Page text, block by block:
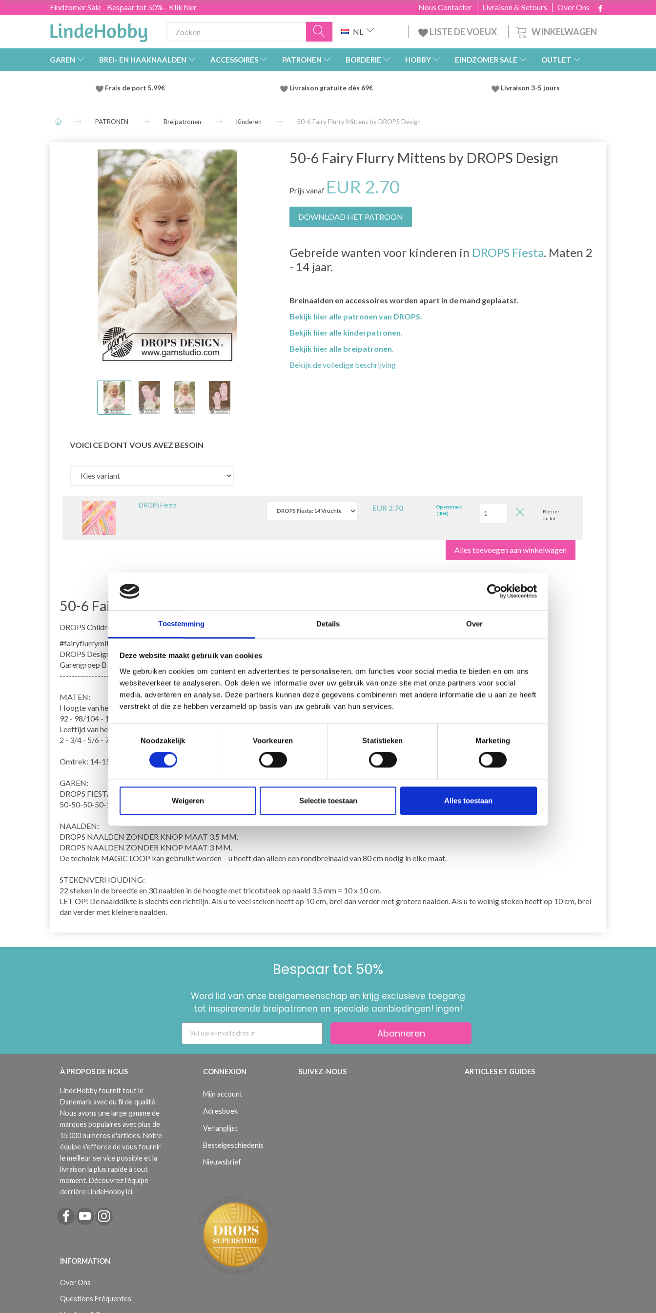
Toestemming Details Over
Deze website maakt gebruik van cookies
We gebruiken cookies om content en advertenties te personaliseren, om functies voor social media te bieden en om ons
websiteverkeer te analyseren. Ook delen we informatie over uw gebruik van onze site met onze partners voor social
media, adverteren en analyse. Deze partners kunnen deze gegevens combineren met andere informatie die u aan ze heeft
verstrekt of die ze hebben verzameld op basis van uw gebruik van hun services.
Toestemmingsselectie
Noodzakelijk
Voorkeuren Statistieken Marketing
Weigeren Selectie toestaan Alles toestaan
Eindzomer Sale - Bespaar tot 50% - Klik hier Over Ons
Livraison & Retours
Nous Contacter
WINKELWAGEN
NL LISTE DE VOEUX
GAREN BREI- EN HAAKNAALDEN ACCESSOIRES PATRONEN BORDERIE HOBBY EINDZOMER SALE OUTLET
Frais de port 5.99€ Livraison gratuite dès 69€ Livraison 3-5 jours
PATRONEN Breipatronen Kinderen 50-6 Fairy Flurry Mittens by DROPS Design
50-6 Fairy Flurry Mittens by DROPS Design
Prijs vanaf EUR 2.70
DOWNLOAD HET PATROON
Gebreide wanten voor kinderen in DROPS Fiesta. Maten 2
- 14 jaar.
Breinaalden en accessoires worden apart in de mand geplaatst.
Bekijk hier alle patronen van DROPS.
Bekjik hier alle kinderpatronen.
Bekjik hier alle breipatronen.
Bekijk de volledige beschrijving
VOICI CE DONT VOUS AVEZ BESOIN
DROPS Fiesta EUR 2.70
Op voorraad
(40+)
Retirer
du kit
Alles toevoegen aan winkelwagen
50-6 Fairy Flurry Mittens by DROPS Design
DROPS Children 50-6
#fairyflurrymittens
DROPS Design: Patroon fs-011-bn
Garengroep B
-----------------------------------------------------------
MATEN:
Hoogte van het kind in cm:
92 - 98/104 - 110/116 - 122/128 - 134/140 - 146/152 - 158/164
Leeftijd van het kind:
2 - 3/4 - 5/6 - 7/8 - 9/10 - 11/12 - 13/14 jaar
Omtrek: 14-15-15-16-17-18-19 cm. Lengte: 18-19-20-21-23-24-25 cm.
GAREN:
DROPS FIESTA van garnstudio (behoort tot garengroep B)
50-50-50-50-100-100-100 g kleur 14, Vruchtenhagel
NAALDEN:
DROPS NAALDEN ZONDER KNOP MAAT 3.5 MM.
DROPS NAALDEN ZONDER KNOP MAAT 3 MM.
De techniek MAGIC LOOP kan gebruikt worden – u heeft dan alleen eenrondbreinaaldvan 80 cm nodig in elke maat.
STEKENVERHOUDING:
22 steken in de breedte en 30 naalden in de hoogte mettricotsteek op naald 3.5 mm = 10 x 10 cm.
LET OP! De naalddikte is slechts een richtlijn. Als u te veel steken heeft op 10 cm, brei dan verder met grotere naalden. Als u te weinig steken heeft op 10 cm, brei
dan verder met kleinere naalden.
Bespaar tot 50%
Word lid van onze breigemeenschap en krijg exclusieve toegang
tot inspirerende breipatronen en speciale aanbiedingen! ingen!
Abonneren
À PROPOS DE NOUS
LindeHobby fournit tout le
Danemark avec du fil de qualité.
Nous avons une large gamme de
marques populaires avec plus de
15 000 numéros d'articles. Notre
équipe s'efforce de vous fournir
le meilleur service possible et la
livraison la plus rapide à tout
moment. Découvrez l'équipe
derrière LindeHobby ici.
INFORMATION
Over Ons
Questions Fréquentes
CONNEXION
Mijn account
Adresboek
Verlanglijst
Bestelgeschiedenis
Nieuwsbrief
SUIVEZ-NOUS ARTICLES ET GUIDES